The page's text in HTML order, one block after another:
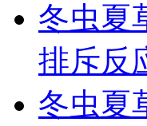
冬虫夏
排斥反
冬虫夏